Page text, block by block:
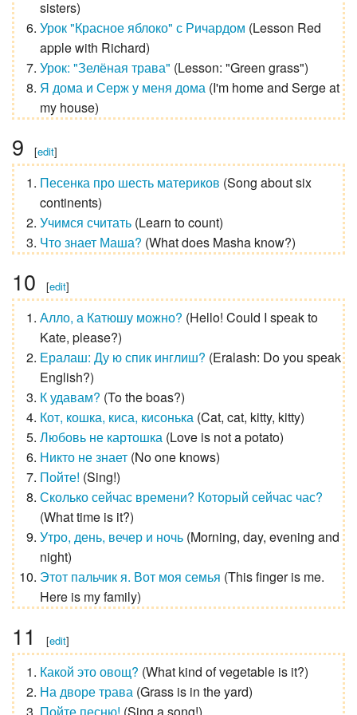
sisters)
Урок "Красное яблоко" с Ричардом (Lesson Red
apple with Richard)
Урок: "Зелёная трава" (Lesson: "Green grass")
Я дома и Серж у меня дома (I'm home and Serge at
my house)
9 [edit]
Песенка про шесть материков (Song about six
continents)
Учимся считать (Learn to count)
Что знает Маша? (What does Masha know?)
10 [edit]
Алло, а Катюшу можно? (Hello! Could I speak to
Kate, please?)
Ералаш: Ду ю спик инглиш? (Eralash: Do you speak
English?)
К удавам? (To the boas?)
Кот, кошка, киса, кисонька (Cat, cat, kitty, kitty)
Любовь не картошка (Love is not a potato)
Никто не знает (No one knows)
Пойте! (Sing!)
Сколько сейчас времени? Который сейчас час?
(What time is it?)
Утро, день, вечер и ночь (Morning, day, evening and
night)
Этот пальчик я. Вот моя семья (This finger is me.
Here is my family)
11 [edit]
Какой это овощ? (What kind of vegetable is it?)
На дворе трава (Grass is in the yard)